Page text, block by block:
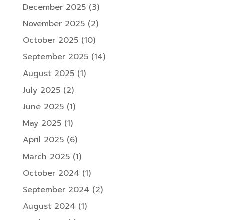
December 2025(3)
November 2025(2)
October 2025(10)
September 2025(14)
August 2025(1)
July 2025(2)
June 2025(1)
May 2025(1)
April 2025(6)
March 2025(1)
October 2024 (1)
September 2024 (2)
August 2024 (1)